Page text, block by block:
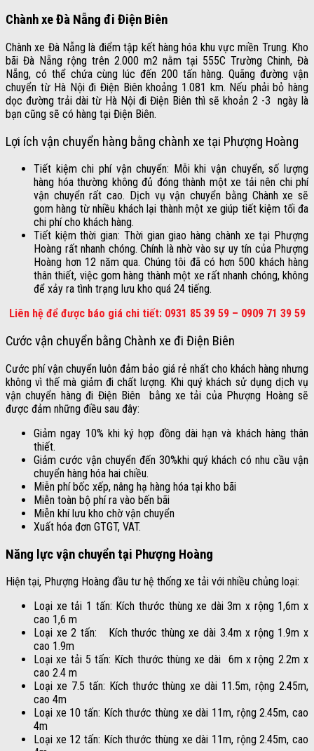
Chành xe Đà Nẵng đi Điện Biên
Chành xe Đà Nẵng là điểm tập kết hàng hóa khu vực miền Trung. Kho
bãi Đà Nẵng rộng trên 2.000 m2 nằm tại 555C Trường Chinh, Đà
Nẵng, có thể chứa cùng lúc đến 200 tấn hàng. Quãng đường vận
chuyển từ Hà Nội đi Điện Biên khoảng 1.081 km. Nếu phải bỏ hàng
dọc đường trải dài từ Hà Nội đi Điện Biên thì sẽ khoản 2 -3 ngày là
bạn cũng sẽ có hàng tại Điện Biên.
Lợi ích vận chuyển hàng bằng chành xe tại Phượng Hoàng
Tiết kiệm chi phí vận chuyển: Mỗi khi vận chuyển, số lượng
hàng hóa thường không đủ đóng thành một xe tải nên chi phí
vận chuyển rất cao. Dịch vụ vận chuyển bằng Chành xe sẽ
gom hàng từ nhiều khách lại thành một xe giúp tiết kiệm tối đa
chi phí cho khách hàng.
Tiết kiệm thời gian: Thời gian giao hàng chành xe tại Phượng
Hoàng rất nhanh chóng. Chính là nhờ vào sự uy tín của Phượng
Hoàng hơn 12 năm qua. Chúng tôi đã có hơn 500 khách hàng
thân thiết, việc gom hàng thành một xe rất nhanh chóng, không
để xảy ra tình trạng lưu kho quá 24 tiếng.
Liên hệ để được báo giá chi tiết: 0931 85 39 59 – 0909 71 39 59
Cước vận chuyển bằng Chành xe đi Điện Biên
Cước phí vận chuyển luôn đảm bảo giá rẻ nhất cho khách hàng nhưng
không vì thế mà giảm đi chất lượng. Khi quý khách sử dụng dịch vụ
vận chuyển hàng đi Điện Biên bằng xe tải của Phượng Hoàng sẽ
được đảm những điều sau đây:
Giảm ngay 10% khi ký hợp đồng dài hạn và khách hàng thân
thiết.
Giảm cước vận chuyển đến 30%khi quý khách có nhu cầu vận
chuyển hàng hóa hai chiều.
Miễn phí bốc xếp, nâng hạ hàng hóa tại kho bãi
Miễn toàn bộ phí ra vào bến bãi
Miễn khí lưu kho chờ vận chuyển
Xuất hóa đơn GTGT, VAT.
Năng lực vận chuyển tại Phượng Hoàng
Hiện tại, Phượng Hoàng đầu tư hệ thống xe tải với nhiều chủng loại:
Loại xe tải 1 tấn: Kích thước thùng xe dài3m x rộng 1,6m x
cao 1,6 m
Loại xe 2 tấn:
Kích thước thùng xe dài 3.4m x rộng 1.9m x
cao 1.9m
Loại xe tải 5 tấn: Kích thước thùng xe dài 6m x rộng 2.2m x
cao 2.4 m
Loại xe 7.5 tấn: Kích thước thùng xe dài 11.5m, rộng 2.45m,
cao 4m
Loại xe 10 tấn: Kích thước thùng xe dài 11m, rộng 2.45m, cao
4m
Loại xe 12 tấn: Kích thước thùng xe dài 11m, rộng 2.45m, cao